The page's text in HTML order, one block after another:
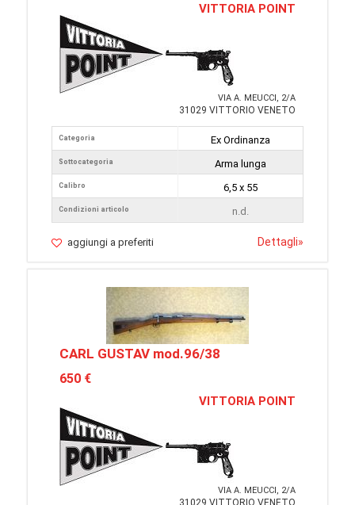
VITTORIA POINT
VIA A. MEUCCI, 2/A
31029 VITTORIO VENETO
Categoria
Sottocategoria
Calibro
Condizioni articolo
Ex Ordinanza
Arma lunga
6,5 x 55
n.d.
aggiungi a preferiti Dettagli»
CARL GUSTAV mod.96/38
650 €
VITTORIA POINT
VIA A. MEUCCI, 2/A
31029 VITTORIO VENETO